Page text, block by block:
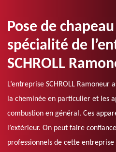
Pose de
spécialité de
SCHROLL
L’entreprise SCHROLL
la cheminée en particulier et les
combustion en général. Ces
l’extérieur. On peut faire
professionnels de cette